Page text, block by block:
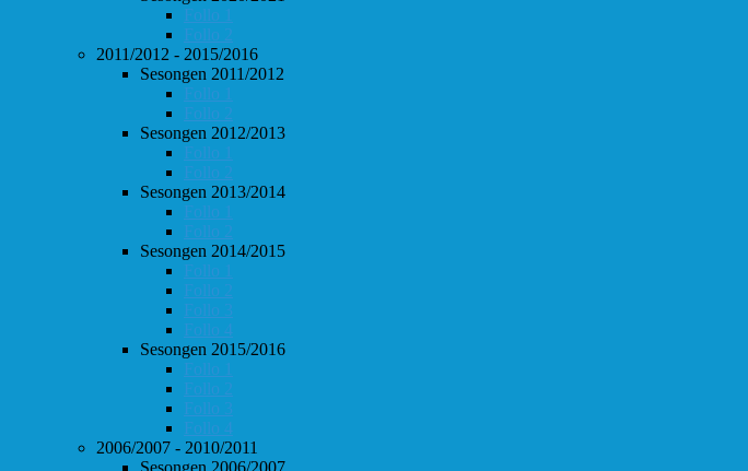
Follo 1
Follo 2
2011/2012 - 2015/2016
Sesongen 2011/2012
Follo 1
Follo 2
Sesongen 2012/2013
Follo 1
Follo 2
Sesongen 2013/2014
Follo 1
Follo 2
Sesongen 2014/2015
Follo 1
Follo 2
Follo 3
Follo 4
Sesongen 2015/2016
Follo 1
Follo 2
Follo 3
Follo 4
2006/2007 - 2010/2011
Sesongen 2006/2007